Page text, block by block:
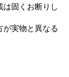
は固くお断りし
が実物と異なる